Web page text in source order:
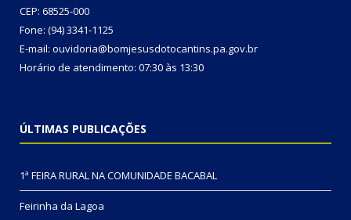
CEP: 68525-000
Fone: (94) 3341-1125
E-mail: ouvidoria@bomjesusdotocantins.pa.gov.br
Horário de atendimento: 07:30 às 13:30
ÚLTIMAS PUBLICAÇÕES
1ª FEIRA RURAL NA COMUNIDADE BACABAL
Feirinha da Lagoa